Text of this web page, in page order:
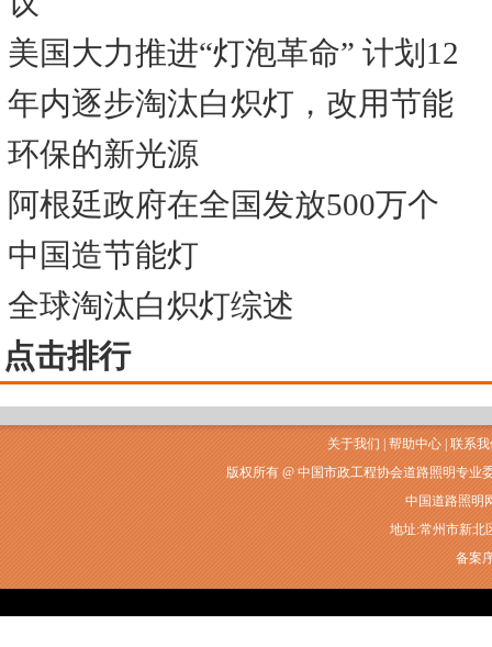
美国大力推进“灯泡革命” 计划12
年内逐步淘汰白炽灯，改用节能
环保的新光源
阿根廷政府在全国发放500万个
中国造节能灯
全球淘汰白炽灯综述
点击排行
关于我们 帮助中心 联系
版权所有 @ 中国市政工程协会道路照明专
中国道路照明
地址:常州市新北
备案